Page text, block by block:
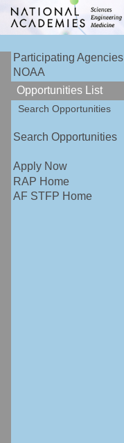
Participating Agencies
NOAA
Opportunities List
Search Opportunities
Search Opportunities
Apply Now
RAP Home
AF STFP Home